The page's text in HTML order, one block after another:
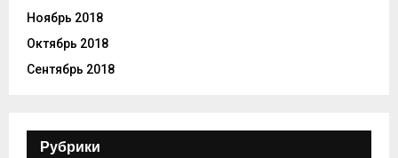
Ноябрь 2018
Октябрь 2018
Сентябрь 2018
Рубрики